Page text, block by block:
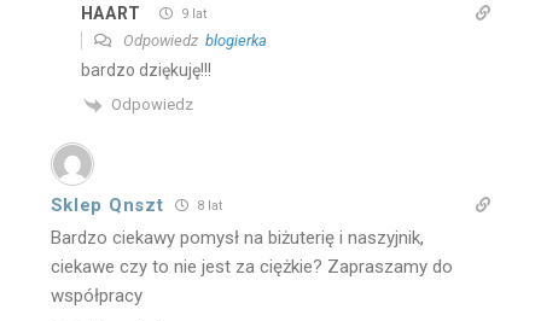
HAART 9 lat
Odpowiedz blogierka
bardzo dziękuję!!!
Odpowiedz
Sklep Qnszt 8 lat
Bardzo ciekawy pomysł na biżuterię i naszyjnik,
ciekawe czy to nie jest za ciężkie? Zapraszamy do
współpracy